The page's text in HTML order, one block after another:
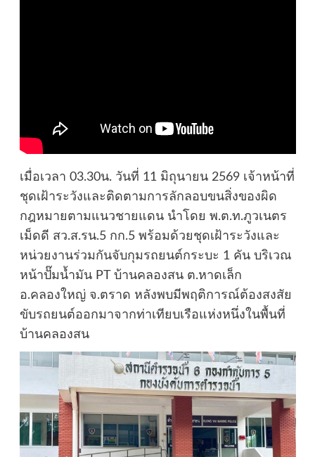
เมื่อเวลา 03.30น. วันที่ 11 มิถุนายน 2569 เจ้าหน้าที่
ชุดเฝ้าระวังและติดตามการลักลอบขนสิ่งของผิด
กฎหมายตามแนวชายแดน นําโดย พ.ต.ท.ภูวเนตร
เม็ดดี สว.ส.รน.5 กก.5 พร้อมด้วยชุดเฝ้าระวังและ
หน่วยงานร่วมกันจับกุมรถยนต์กระบะ 1 คัน บริเวณ
หน้าปั๊มน้ำมัน PT บ้านคลองสน ต.หาดเล็ก
อ.คลองใหญ่ จ.ตราด หลังพบมีพฤติการณ์ต้องสงสัย
ขับรถยนต์ออกมาจากท่าเทียบเรือแห่งหนึ่งในพื้นที่
บ้านคลองสน